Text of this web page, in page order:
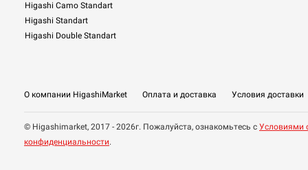
Higashi Camo Standart
Higashi Standart
Higashi Double Standart
О компании HigashiMarket Оплата и доставка Условия доставки
© Higashimarket, 2017 - 2026г. Пожалуйста, ознакомьтесь с Условиями
конфиденциальности.